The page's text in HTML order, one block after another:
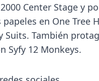
Center Stage y
en One Tree
Suits. También
Syfy 12 Monkeys.